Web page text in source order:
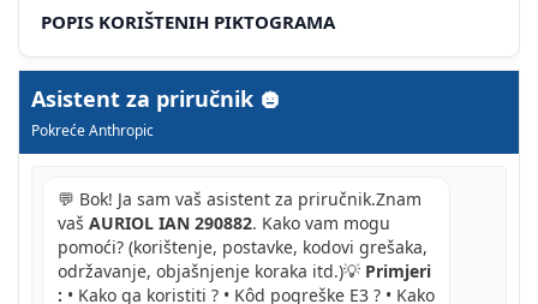
POPIS KORIŠTENIH PIKTOGRAMA
RUČNI SAT
UVOD
PRAVILNA UPORABA
OPIS DIJELOVA
● TEHNIČKI PODACI
● SADRŽAJ ISPORUKE
Asistent za priručnik
Pokreće Anthropic
💬 Bok! Ja sam vaš asistent za priručnik.Znam
vaš AURIOL IAN 290882. Kako vam mogu
pomoći? (korištenje, postavke, kodovi grešaka,
održavanje, objašnjenje koraka itd.)💡 Primjeri
: • Kako ga koristiti ? • Kôd pogreške E3 ? • Kako